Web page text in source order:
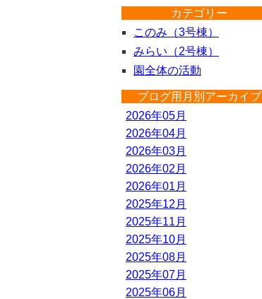
カテゴリー
このみ（3号棟）
みらい（2号棟）
園全体の活動
ブログ用月別アーカイブ
2026年05月
2026年04月
2026年03月
2026年02月
2026年01月
2025年12月
2025年11月
2025年10月
2025年08月
2025年07月
2025年06月